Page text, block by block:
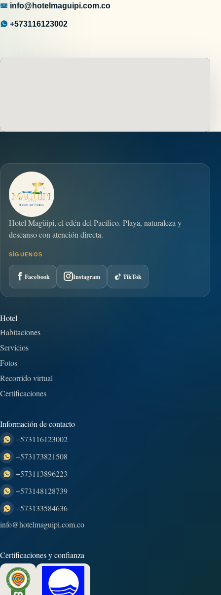
info@hotelmaguipi.com.co
+573116123002
Hotel Magüipi, el edén del Pacífico. Playa, naturaleza y
descanso con atención directa.
SÍGUENOS
Facebook Instagram TikTok
Hotel
Habitaciones
Servicios
Fotos
Recorrido virtual
Certificaciones
Información de contacto
+573116123002
+573173821508
+573113896223
+573148128739
+573133584636
info@hotelmaguipi.com.co
Certificaciones y confianza